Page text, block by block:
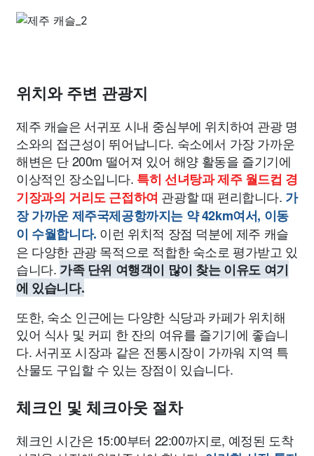
위치와 주변 관광지
제주 캐슬은 서귀포 시내 중심부에 위치하여 관광 명
소와의 접근성이 뛰어납니다. 숙소에서 가장 가까운
해변은 단 200m 떨어져 있어 해양 활동을 즐기기에
이상적인 장소입니다. 특히 선녀탕과 제주 월드컵 경
기장과의 거리도 근접하여 관광할 때 편리합니다. 가
장 가까운 제주국제공항까지는 약 42km여서, 이동
이 수월합니다. 이런 위치적 장점 덕분에 제주 캐슬
은 다양한 관광 목적으로 적합한 숙소로 평가받고 있
습니다. 가족 단위 여행객이 많이 찾는 이유도 여기
에 있습니다.
또한, 숙소 인근에는 다양한 식당과 카페가 위치해
있어 식사 및 커피 한 잔의 여유를 즐기기에 좋습니
다. 서귀포 시장과 같은 전통시장이 가까워 지역 특
산물도 구입할 수 있는 장점이 있습니다.
체크인 및 체크아웃 절차
체크인 시간은 15:00부터 22:00까지로, 예정된 도착